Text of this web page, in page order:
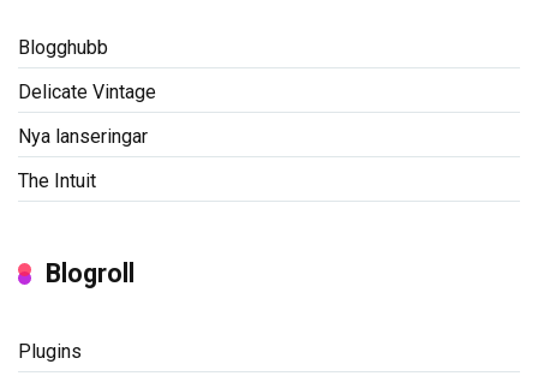
Blogghubb
Delicate Vintage
Nya lanseringar
The Intuit
Blogroll
Plugins